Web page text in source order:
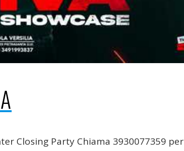
Closing Party Chiama 3930077359 per